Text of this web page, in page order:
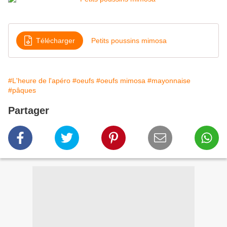
Télécharger Petits poussins mimosa
#L'heure de l'apéro #oeufs #oeufs mimosa #mayonnaise
#pâques
Partager